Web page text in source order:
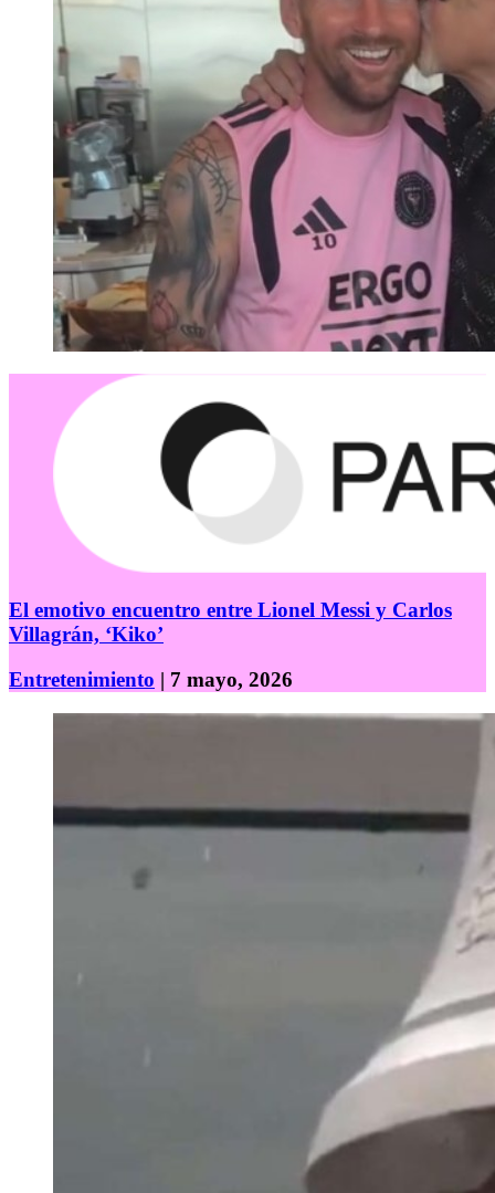
El emotivo encuentro entre Lionel Messi y Carlos
Villagrán, ‘Kiko’
Entretenimiento | 7 mayo, 2026